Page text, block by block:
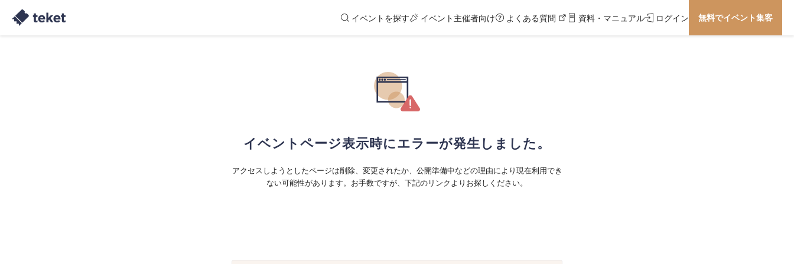
イベントを探す イベント主催者向け よくある質問 資料・マニュアル ログイン 無料でイベント集客
イベントページ表示時にエラーが発生しました。
アクセスしようとしたページは削除、変更されたか、公開準備中などの理由により現在利用でき
ない可能性があります。お手数ですが、下記のリンクよりお探しください。